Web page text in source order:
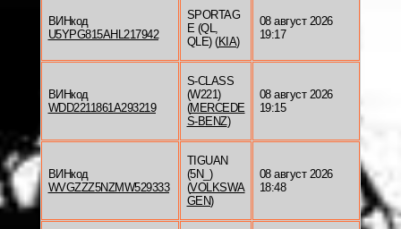
ВИНкод
U5YPG815AHL217942
SPORTAG
E (QL,
QLE) (KIA)
08 август 2026
19:17
ВИНкод
WDD2211861A293219
S-CLASS
(W221)
(MERCEDE
S-BENZ)
08 август 2026
19:15
ВИНкод
WVGZZZ5NZMW529333
TIGUAN
(5N_)
(VOLKSWA
GEN)
08 август 2026
18:48